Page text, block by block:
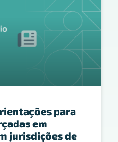
para
em
jurisdições de